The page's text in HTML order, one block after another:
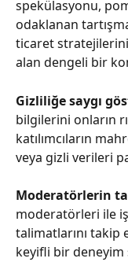
spekülasyonu,
odaklanan
ticaret
alan dengeli bir
Gizliliğe saygı
bilgilerini onların
katılımcıların
veya gizli verileri
Moderatörlerin
moderatörleri ile
talimatlarını takip
keyifli bir deneyim